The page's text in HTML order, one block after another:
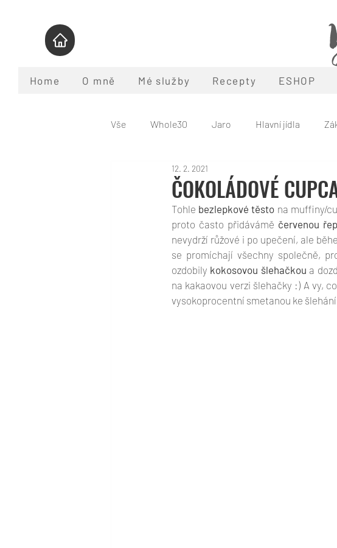
Home O mně Mé služby Recepty ESHOP
Vše Whole30 Jaro Hlavní jídla
Pomalý hrnec
Program Whole30 Co je paleo Témata
ČOKOLÁDOVÉ
12. 2. 2021
Tohle bezlepkové těsto na muffiny/
proto často přidávámě červenou
nevydrží růžové i po upečení, ale
se promíchají všechny společně,
ozdobily kokosovou šlehačkou a
na kakaovou verzi šlehačky :) A vy,
vysokoprocentní smetanou ke šlehání.